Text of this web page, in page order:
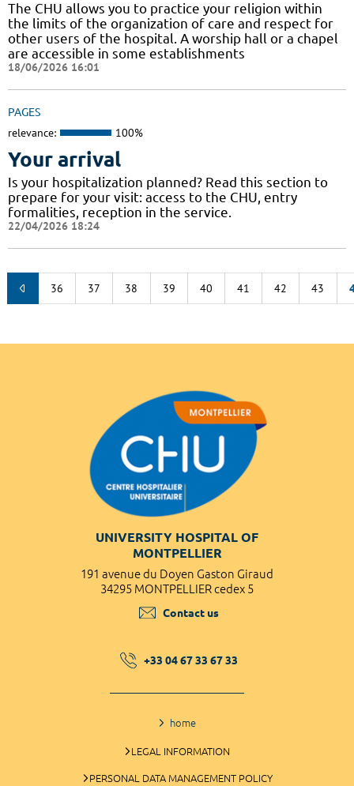
The CHU allows you to practice your religion within
the limits of the organization of care and respect for
other users of the hospital. A worship hall or a chapel
are accessible in some establishments
18/06/2026 16:01
PAGES
relevance: 100%
Your arrival
Is your hospitalization planned? Read this section to
prepare for your visit: access to the CHU, entry
formalities, reception in the service.
22/04/2026 18:24
36 37 38 39 40 41 42 43
UNIVERSITY HOSPITAL OF
MONTPELLIER
191 avenue du Doyen Gaston Giraud
34295 MONTPELLIER cedex 5
Contact us
+33 04 67 33 67 33
home
LEGAL INFORMATION
PERSONAL DATA MANAGEMENT POLICY